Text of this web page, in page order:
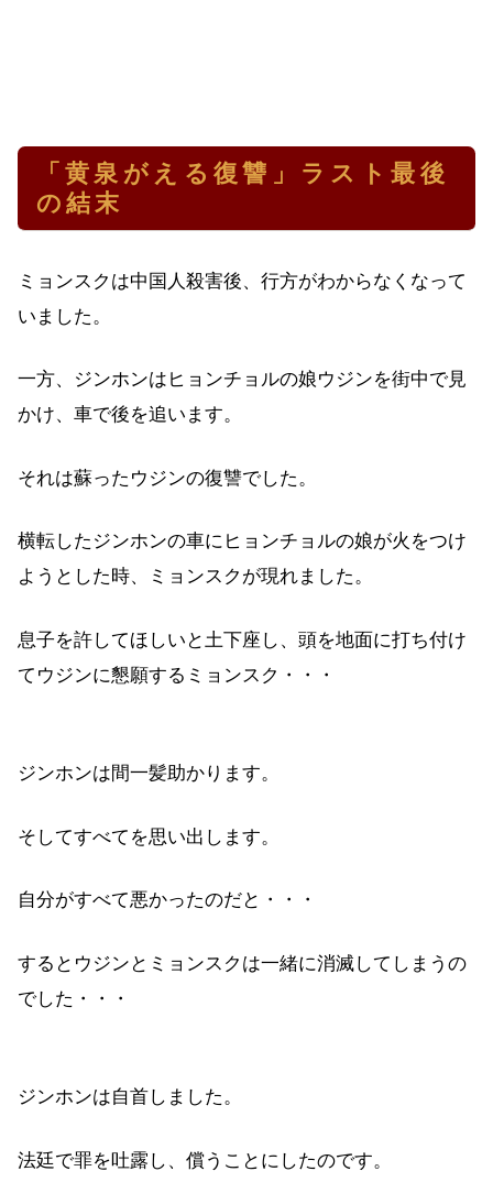
「黄泉がえる復讐」ラスト最後
の結末
ミョンスクは中国人殺害後、行方がわからなくなって
いました。
一方、ジンホンはヒョンチョルの娘ウジンを街中で見
かけ、車で後を追います。
それは蘇ったウジンの復讐でした。
横転したジンホンの車にヒョンチョルの娘が火をつけ
ようとした時、ミョンスクが現れました。
息子を許してほしいと土下座し、頭を地面に打ち付け
てウジンに懇願するミョンスク・・・
ジンホンは間一髪助かります。
そしてすべてを思い出します。
自分がすべて悪かったのだと・・・
するとウジンとミョンスクは一緒に消滅してしまうの
でした・・・
ジンホンは自首しました。
法廷で罪を吐露し、償うことにしたのです。